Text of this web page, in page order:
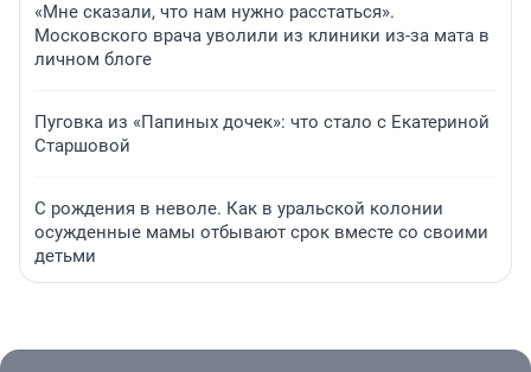
«Мне сказали, что нам нужно расстаться».
Московского врача уволили из клиники из-за мата в
личном блоге
Пуговка из «Папиных дочек»: что стало с Екатериной
Старшовой
С рождения в неволе. Как в уральской колонии
осужденные мамы отбывают срок вместе со своими
детьми